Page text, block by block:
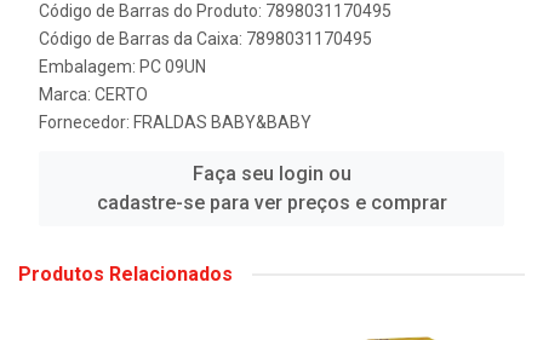
Código de Barras do Produto: 7898031170495
Código de Barras da Caixa: 7898031170495
Embalagem: PC 09UN
Marca: CERTO
Fornecedor: FRALDAS BABY&BABY
Faça seu login ou
cadastre-se para ver preços e comprar
Produtos Relacionados